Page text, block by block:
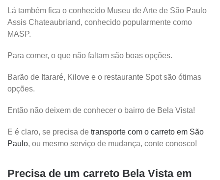
Lá também fica o conhecido Museu de Arte de São Paulo
Assis Chateaubriand, conhecido popularmente como
MASP.
Para comer, o que não faltam são boas opções.
Barão de Itararé, Kilove e o restaurante Spot são ótimas
opções.
Então não deixem de conhecer o bairro de Bela Vista!
E é claro, se precisa de transporte com o carreto em São
Paulo, ou mesmo serviço de mudança, conte conosco!
Precisa de um carreto Bela Vista em